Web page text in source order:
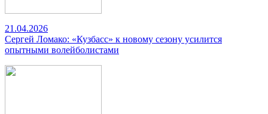
21.04.2026
Сергей Ломако: «Кузбасс» к новому сезону усилится
опытными волейболистами